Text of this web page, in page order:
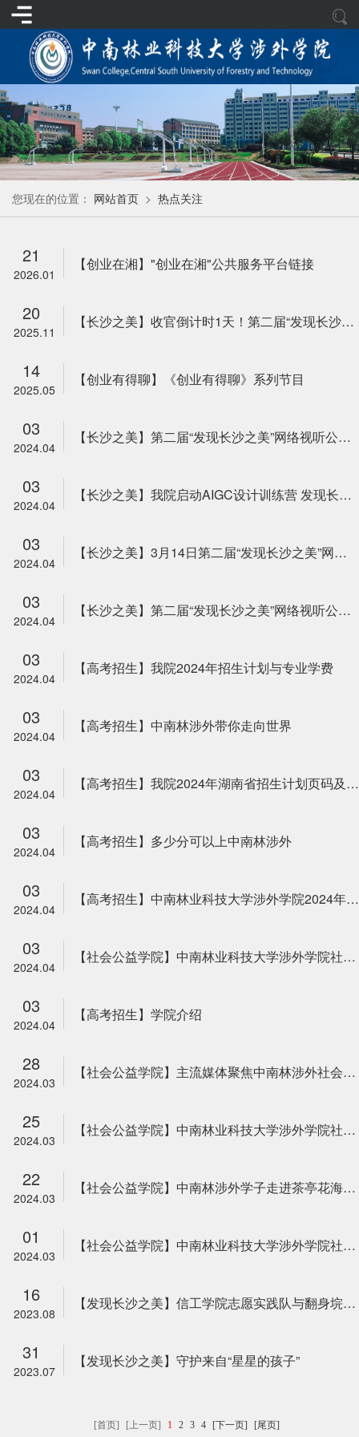
您现在的位置： 网站首页 > 热点关注
21
2026.01
【创业在湘】"创业在湘"公共服务平台链接
20
2025.11
【长沙之美】收官倒计时1天！第二届“发现长沙之美”网络视听公益作品征集展示活动闭幕式暨颁奖盛典即将...
14
2025.05
【创业有得聊】《创业有得聊》系列节目
03
2024.04
【长沙之美】第二届“发现长沙之美”网络视听公益作品征集展示活动AIGC设计训练营圆满结束
03
2024.04
【长沙之美】我院启动AIGC设计训练营 发现长沙非遗之美
03
2024.04
【长沙之美】3月14日第二届“发现长沙之美”网络视听公益作品征集展示活动AIGC设计训练营即将开营
03
2024.04
【长沙之美】第二届“发现长沙之美”网络视听公益作品征集展示活动大幕开启
03
2024.04
【高考招生】我院2024年招生计划与专业学费
03
2024.04
【高考招生】中南林涉外带你走向世界
03
2024.04
【高考招生】我院2024年湖南省招生计划页码及专业代码
03
2024.04
【高考招生】多少分可以上中南林涉外
03
2024.04
【高考招生】中南林业科技大学涉外学院2024年招生简章
03
2024.04
【社会公益学院】中南林业科技大学涉外学院社会公益学院开展“送春风，扬雷锋精神”系列志愿活动
03
2024.04
【高考招生】学院介绍
28
2024.03
【社会公益学院】主流媒体聚焦中南林涉外社会公益学院走进茶亭花海 共筑乡村振兴梦
25
2024.03
【社会公益学院】中南林业科技大学涉外学院社会公益学院开展婚恋观公益教育讲座
22
2024.03
【社会公益学院】中南林涉外学子走进茶亭花海共筑乡村振兴梦
01
2024.03
【社会公益学院】中南林业科技大学涉外学院社会公益学院揭牌成立
16
2023.08
【发现长沙之美】信工学院志愿实践队与翻身垸村共绘文化新画卷
31
2023.07
【发现长沙之美】守护来自“星星的孩子”
[首页] [上一页] 1 2 3 4 [下一页] [尾页]